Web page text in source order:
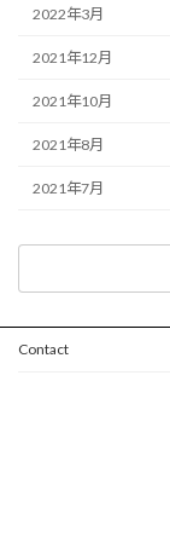
2022年3月
2021年12月
2021年10月
2021年8月
2021年7月
Contact